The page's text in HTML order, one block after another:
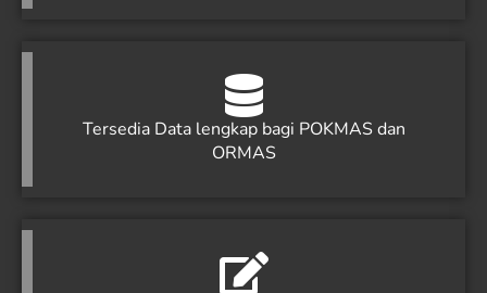
Tersedia Data lengkap bagi POKMAS dan
ORMAS